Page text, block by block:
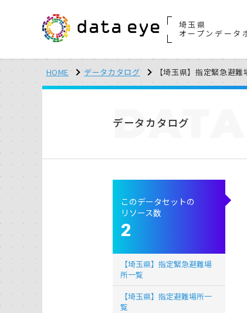
埼玉県
オープンデータ
HOME データカタログ 【埼玉県】指定緊急避難
データカタログ
DATA
このデータセットの
リソース数
2
【埼玉県】指定緊急避難場
所一覧
【埼玉県】指定避難場所一
覧